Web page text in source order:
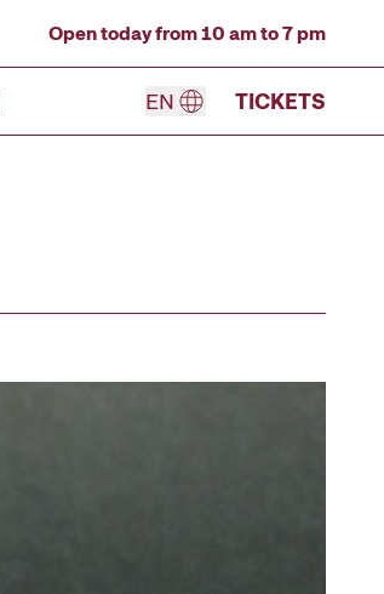
Open today from 10 am to 7 pm
EN TICKETS